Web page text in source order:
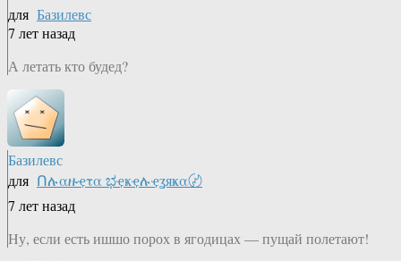
для Базилевс
7 лет назад
А летать кто будед?
Базилевс
для Ոሉαዙҿτα ಭҿҝҿሉҿʓяҝα〄
7 лет назад
Ну, если есть ишшо порох в ягодицах — пущай полетают!